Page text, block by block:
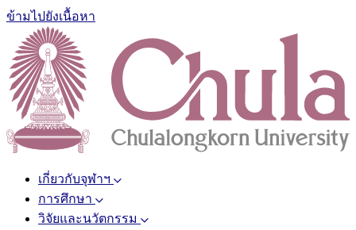
ข้ามไปยังเนื้อหา
เกี่ยวกับจุฬาฯ
การศึกษา
วิจัยและนวัตกรรม